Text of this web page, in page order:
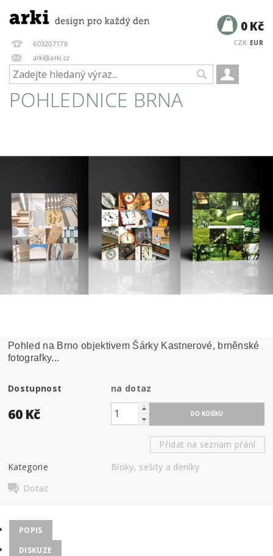
603207178
arki@arki.cz
CZK EUR
0 Kč
POHLEDNICE BRNA
Pohled na Brno objektivem Šárky Kastnerové, brněnské
fotografky...
Dostupnost na dotaz
60 Kč
Přidat na seznam přání
Kategorie
Bloky, sešity a deníky
Dotaz
POPIS
DISKUZE